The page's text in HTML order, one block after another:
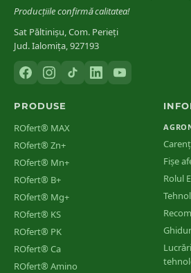
Producțiile confirmă calitatea!
Sat Păltinișu, Com. Perieți
Jud. Ialomița, 927193
PRODUSE
ROfert® MAX
ROfert® Zn+
ROfert® Mn+
ROfert® B+
ROfert® Mg+
ROfert® KS
ROfert® PK
ROfert® Ca
ROfert® Amino
Fișe
Rolul